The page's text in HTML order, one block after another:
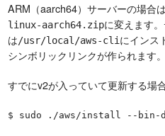
ARM（aarch64）サーバーの場合
linux-aarch64.zipに変えます
は/usr/local/aws-cliにインス
シンボリックリンクが作られます。
すでにv2が入っていて更新する場
$ sudo ./aws/install --